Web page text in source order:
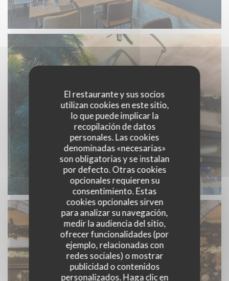
El restaurante y sus socios
utilizan cookies en este sitio,
lo que puede implicar la
recopilación de datos
personales. Las cookies
denominadas «necesarias»
son obligatorias y se instalan
por defecto. Otras cookies
opcionales requieren su
consentimiento. Estas
cookies opcionales sirven
para analizar su navegación,
medir la audiencia del sitio,
ofrecer funcionalidades (por
ejemplo, relacionadas con
redes sociales) o mostrar
publicidad o contenidos
personalizados. Haga clic en